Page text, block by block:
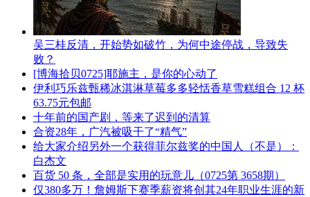
吴三桂反清，开始势如破竹，为何中途停战，导致失
败？
[博海拾贝0725]耶施主，是你的心动了
伊利巧乐兹甄稀冰淇淋草莓多多轻恬香草雪糕组合 12 杯
63.75元包邮
十年前的国产剧，等来了迟到的清算
合资28年，广汽被吸干了“精气”
给大家介绍另外一个获得菲尔兹奖的中国人（不是）：
白杰文
百货 50 条，全部是实用的玩意儿（0725第 3658期）
仅380多万！詹姆斯下赛季薪资将创其24年职业生涯的新